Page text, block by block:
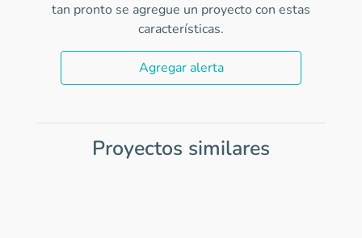
tan pronto se agregue un proyecto con estas
características.
Agregar alerta
Proyectos similares